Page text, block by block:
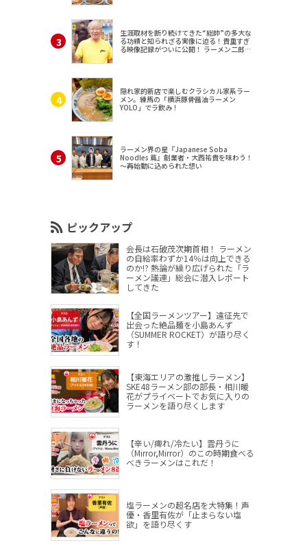
生涯取材を断り続けてきた“総帥”の多大な
る功績と知られざる実像に迫る！貴重すぎ
る映像記録がついに公開！ ラーメン二郎
隠れ家的新店で楽しむクラシカル家系ラー
メン。練馬の「横浜豚骨醤油ラーメン
YOLO」でラ飲み！
ラーメン界の星『Japanese Soba
Noodles 蔦』創業者・大西祐貴を味わう！
～再始動に込められた想い
ピックアップ
会長は石破茂次期首相！ ラーメン
の自給率わずか14％は向上できる
のか!? 熱論が繰り広げられた「ラ
ーメン議連」総会に潜入レポート
してきた
【全国ラーメンツアー】遠征先で
出会った絶品麺を小島あんず
（SUMMER ROCKET）が語り尽く
す！
【東海エリアの激推しラーメン】
SKE48ラーメン部の部長・相川暖
花がプライベートでお気に入りの
ラーメンを語り尽くします
【辛い/痺れ/冷たい】雲丹うに
（Mirror,Mirror）のこの時期食べる
べきラーメンはこれだ！
塩ラーメンの超名店を大特集！声
優・香里有佐が「止まらない塩
欲」を語り尽くす